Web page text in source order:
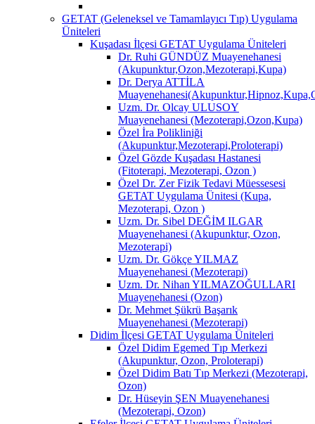
GETAT (Geleneksel ve Tamamlayıcı Tıp) Uygulama
Üniteleri
Kuşadası İlçesi GETAT Uygulama Üniteleri
Dr. Ruhi GÜNDÜZ Muayenehanesi
(Akupunktur,Ozon,Mezoterapi,Kupa)
Dr. Derya ATTİLA
Uzm. Dr. Olcay ULUSOY
Muayenehanesi (Mezoterapi,Ozon,Kupa)
Özel İra Polikliniği
(Akupunktur,Mezoterapi,Proloterapi)
Özel Gözde Kuşadası Hastanesi
(Fitoterapi, Mezoterapi, Ozon )
Özel Dr. Zer Fizik Tedavi Müessesesi
GETAT Uygulama Ünitesi (Kupa,
Mezoterapi, Ozon )
Uzm. Dr. Sibel DEĞİM ILGAR
Muayenehanesi (Akupunktur, Ozon,
Mezoterapi)
Uzm. Dr. Gökçe YILMAZ
Muayenehanesi (Mezoterapi)
Uzm. Dr. Nihan YILMAZOĞULLARI
Muayenehanesi (Ozon)
Dr. Mehmet Şükrü Başarık
Muayenehanesi (Mezoterapi)
Didim İlçesi GETAT Uygulama Üniteleri
Özel Didim Egemed Tıp Merkezi
(Akupunktur, Ozon, Proloterapi)
Özel Didim Batı Tıp Merkezi (Mezoterapi,
Ozon)
Dr. Hüseyin ŞEN Muayenehanesi
(Mezoterapi, Ozon)